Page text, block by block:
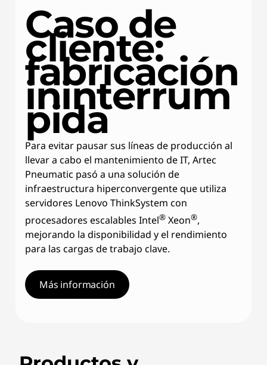
Caso de
cliente:
fabricación
ininterrum
pida
Para evitar pausar sus líneas de producción al
llevar a cabo el mantenimiento de IT, Artec
Pneumatic pasó a una solución de
infraestructura hiperconvergente que utiliza
servidores Lenovo ThinkSystem con
procesadores escalables Intel® Xeon®,
mejorando la disponibilidad y el rendimiento
para las cargas de trabajo clave.
Más información